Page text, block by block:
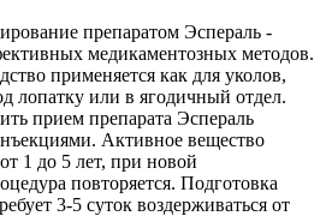
препаратом Эспераль -
медикаментозных методов.
применяется как для уколов,
лопатку или в ягодичный отдел.
прием препарата Эспераль
Активное вещество
1 до 5 лет, при новой
повторяется. Подготовка
3-5 суток воздерживаться от